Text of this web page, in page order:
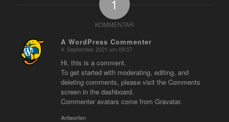
1
KOMMENTAR
A WordPress Commenter
sagte:
4. September 2021 um 09:57
Hi, this is a comment.
To get started with moderating, editing, and
deleting comments, please visit the Comments
screen in the dashboard.
Commenter avatars come from Gravatar.
Antworten